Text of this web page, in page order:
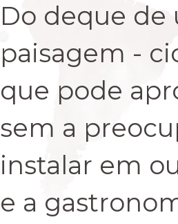
Do deque de
paisagem -
que pode
sem a
instalar em
e a